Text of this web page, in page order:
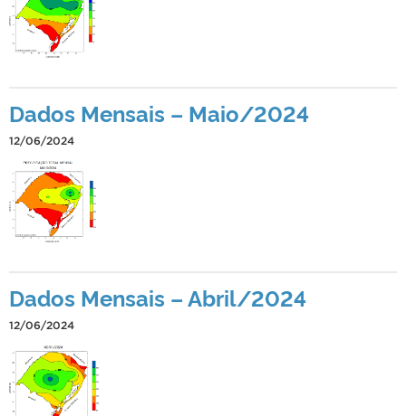
Dados Mensais – Maio/2024
12/06/2024
Dados Mensais – Abril/2024
12/06/2024